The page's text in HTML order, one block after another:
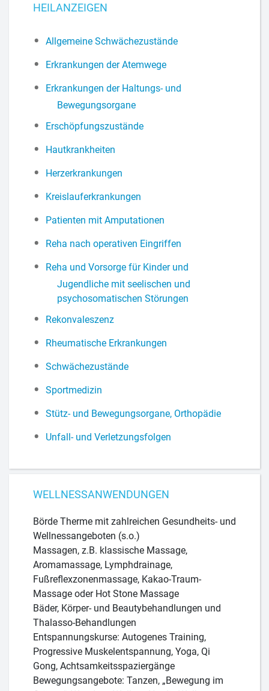
HEILANZEIGEN
Allgemeine Schwächezustände
Erkrankungen der Atemwege
Erkrankungen der Haltungs- und
Bewegungsorgane
Erschöpfungszustände
Hautkrankheiten
Herzerkrankungen
Kreislauferkrankungen
Patienten mit Amputationen
Reha nach operativen Eingriffen
Reha und Vorsorge für Kinder und
Jugendliche mit seelischen und
psychosomatischen Störungen
Rekonvaleszenz
Rheumatische Erkrankungen
Schwächezustände
Sportmedizin
Stütz- und Bewegungsorgane, Orthopädie
Unfall- und Verletzungsfolgen
WELLNESSANWENDUNGEN
Börde Therme mit zahlreichen Gesundheits- und
Wellnessangeboten (s.o.)
Massagen, z.B. klassische Massage,
Aromamassage, Lymphdrainage,
Fußreflexzonenmassage, Kakao-Traum-
Massage oder Hot Stone Massage
Bäder, Körper- und Beautybehandlungen und
Thalasso-Behandlungen
Entspannungskurse: Autogenes Training,
Progressive Muskelentspannung, Yoga, Qi
Gong, Achtsamkeitsspaziergänge
Bewegungsangebote: Tanzen, „Bewegung im